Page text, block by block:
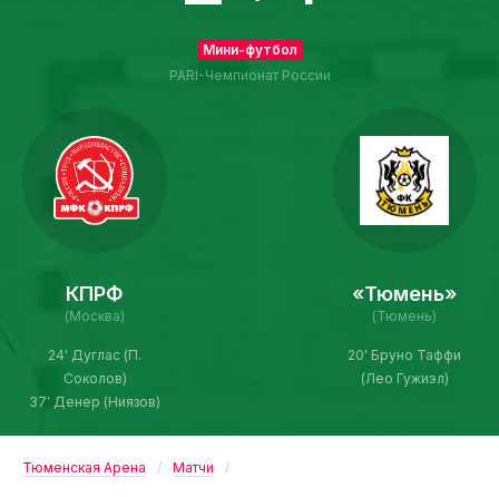
КПРФ
(Москва)
24' Дуглас (П.
Соколов)
37' Денер (Ниязов)
Мини-футбол
PARI-Чемпионат России
«Тюмень»
(Тюмень)
20' Бруно Таффи
(Лео Гужиэл)
Тюменская Арена Матчи